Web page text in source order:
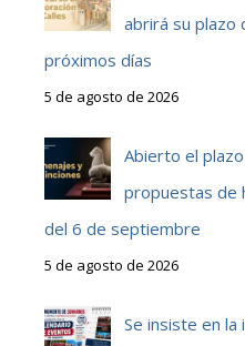
abrirá su plazo
próximos días
5 de agosto de 2026
Abierto el
propuestas de
del 6 de septiembre
5 de agosto de 2026
Se insiste en la